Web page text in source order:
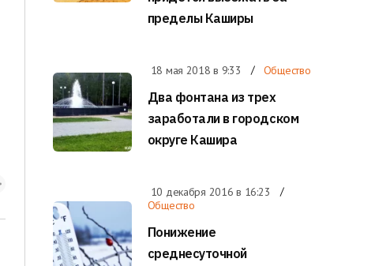
пределы Каширы
18 мая 2018 в 9:33 Общество
Два фонтана из трех
заработали в городском
округе Кашира
10 декабря 2016 в 16:23
Общество
Понижение
среднесуточной